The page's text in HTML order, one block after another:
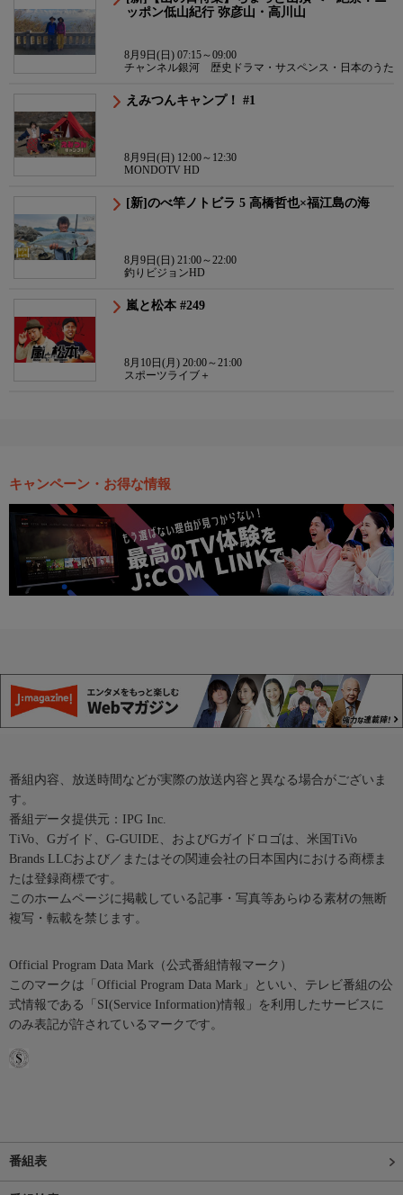
ッポン低山紀行 弥彦山・高川山
8月9日(日) 07:15～09:00
チャンネル銀河 歴史ドラマ・サスペンス・日本のうた
えみつんキャンプ！ #1
8月9日(日) 12:00～12:30
MONDOTV HD
[新]のべ竿ノトビラ 5 高橋哲也×福江島の海
8月9日(日) 21:00～22:00
釣りビジョンHD
嵐と松本 #249
8月10日(月) 20:00～21:00
スポーツライブ＋
キャンペーン・お得な情報
番組内容、放送時間などが実際の放送内容と異なる場合がございま
す。
番組データ提供元：IPG Inc.
TiVo、Gガイド、G-GUIDE、およびGガイドロゴは、米国TiVo
Brands LLCおよび／またはその関連会社の日本国内における商標ま
たは登録商標です。
このホームページに掲載している記事・写真等あらゆる素材の無断
複写・転載を禁じます。
Official Program Data Mark（公式番組情報マーク）
このマークは「Official Program Data Mark」といい、テレビ番組の公
式情報である「SI(Service Information)情報」を利用したサービスに
のみ表記が許されているマークです。
番組表